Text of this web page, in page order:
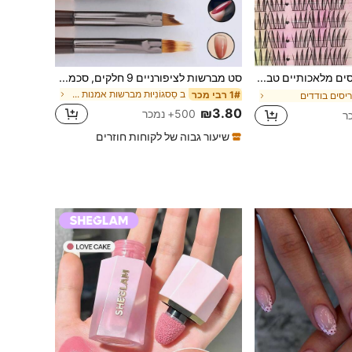
72 סגנונות ריסים מלאכותיים טבעיים מחולקים, מתאים למתחילים, ניתן לשימוש חוזר, סט ריסים בודד, איפור DIY דורש דבק
בודדים
סט מברשות לציפורניים 9 חלקים, סכמת צבעים חומה, כולל: מברשת לציפורניים, מברשת תבנית, מברשת דו-צדדית, מברשת טקסטורה, מברשת ללק ג'ל UV ומברשת גרדיאנט. מתאים למסלונים לציפורניים ולשימוש ביתי. קל לאחסון, בחירה אידיאלית למתחילים, מספר תרחישי DIY.
1# רבי מכר ב סַסגוֹנִיוּת מברשות אמנות ציפורניים
₪3.80 500+ נמכר
שיעור גבוה של לקוחות חוזרים